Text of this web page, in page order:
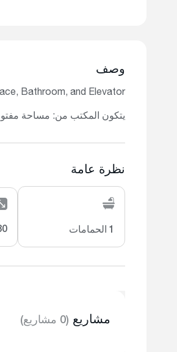
وصف
Bathroom, and Elevator.
يتكون المكتب من: مساحة
نظرة عامة
1 الحمامات
مشاريع (0 مشاريع)